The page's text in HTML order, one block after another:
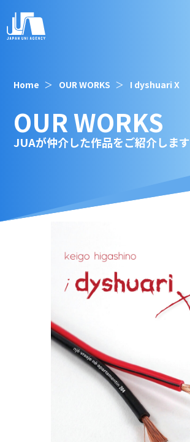
Home OUR WORKS I dyshuari X
OUR WORKS
JUAが仲介した作品をご紹介します